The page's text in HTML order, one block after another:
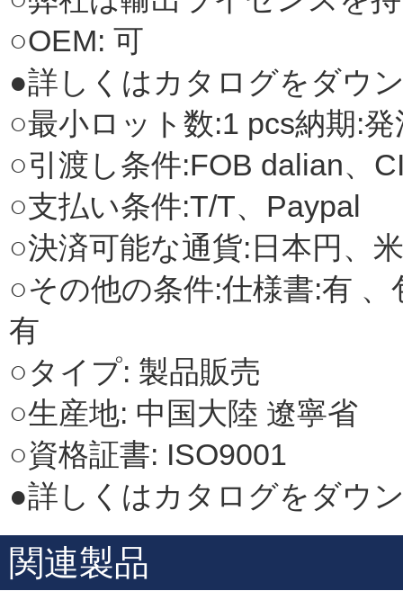
○OEM: 可
●詳しくはカタログをダウ
○最小ロット数:1 pcs納期:
○引渡し条件:FOB dalian、
○支払い条件:T/T、Paypal
○決済可能な通貨:日本円、
○その他の条件:仕様書:有
有
○タイプ: 製品販売
○生産地: 中国大陸 遼寧省
○資格証書: ISO9001
●詳しくはカタログをダウ
関連製品